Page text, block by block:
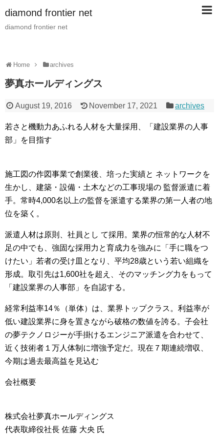
diamond frontier net
diamond frontier net
Home archives
夢真ホールディングス
August 19, 2016 November 17, 2021 archives
若さと機動力あふれる人材を大量採用、「建設業界の人事
部」を目指す
施工図の作図事業で創業後、培った実績と ネットワークを
生かし、建築・設備・土木などの工事現場の 監督派遣に着
手。常時4,000名以上の監督を派遣する業界の第一人者の地
位を築く。
派遣人材は原則、社員とし て採用。業界の恒常的な人材不
足の中でも、強固な採用力と育成力を強みに「手に職をつ
けたい」若者の受け皿となり、平均28歳という若い組織を
形成。取引先は1,600社を超え、そのマッチング力をもって
「建設業界の人事部」を自認する。
経常利益率14％（単体）は、業界トップクラス。利益率が
低い建設業界に身を置きながら破格の数値を誇る。子会社
の夢テクノロジーが手掛けるエンジニア派遣を合わせて、
近く技術者１万人体制に増強予定だ。現在７期連続増収、
今期は過去最高益を見込む
会社概要
株式会社夢真ホールディングス
代表取締役社長 佐藤 大央 氏